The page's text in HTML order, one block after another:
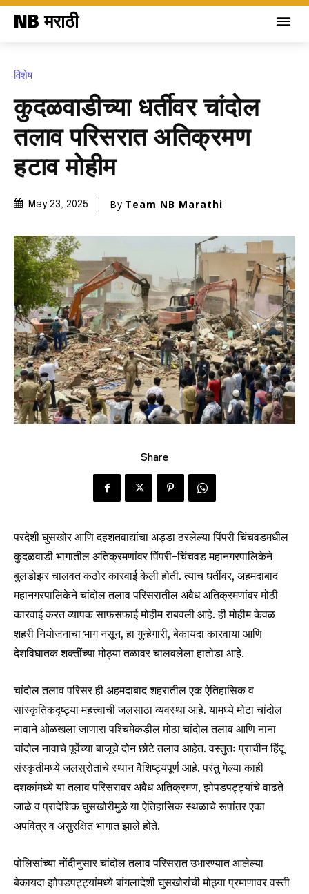
NB मराठी
विशेष
कुदळवाडीच्या धर्तीवर चांदोल
तलाव परिसरात अतिक्रमण
हटाव मोहीम
May 23, 2025 By Team NB Marathi
Share
परदेशी घुसखोर आणि दहशतवाद्यांचा अड्डा ठरलेल्या पिंपरी चिंचवडमधील
कुदळवाडी भागातील अतिक्रमणांवर पिंपरी-चिंचवड महानगरपालिकेने
बुलडोझर चालवत कठोर कारवाई केली होती. त्याच धर्तीवर, अहमदाबाद
महानगरपालिकेने चांदोल तलाव परिसरातील अवैध अतिक्रमणांवर मोठी
कारवाई करत व्यापक साफसफाई मोहीम राबवली आहे. ही मोहीम केवळ
शहरी नियोजनाचा भाग नसून, हा गुन्हेगारी, बेकायदा कारवाया आणि
देशविघातक शक्तींच्या मोठ्या तळावर चालवलेला हातोडा आहे.
चांदोल तलाव परिसर ही अहमदाबाद शहरातील एक ऐतिहासिक व
सांस्कृतिकदृष्ट्या महत्त्वाची जलसाठा व्यवस्था आहे. यामध्ये मोटा चांदोल
नावाने ओळखला जाणारा पश्चिमेकडील मोठा चांदोल तलाव आणि नाना
चांदोल नावाचे पूर्वेच्या बाजूचे दोन छोटे तलाव आहेत. वस्तुतः प्राचीन हिंदू
संस्कृतीमध्ये जलस्रोतांचे स्थान वैशिष्ट्यपूर्ण आहे. परंतु गेल्या काही
दशकांमध्ये या तलाव परिसरावर अवैध अतिक्रमण, झोपडपट्ट्यांचे वाढते
जाळे व प्रादेशिक घुसखोरीमुळे या ऐतिहासिक स्थळाचे रूपांतर एका
अपवित्र व असुरक्षित भागात झाले होते.
पोलिसांच्या नोंदीनुसार चांदोल तलाव परिसरात उभारण्यात आलेल्या
बेकायदा झोपडपट्ट्यांमध्ये बांगलादेशी घुसखोरांची मोठ्या प्रमाणावर वस्ती